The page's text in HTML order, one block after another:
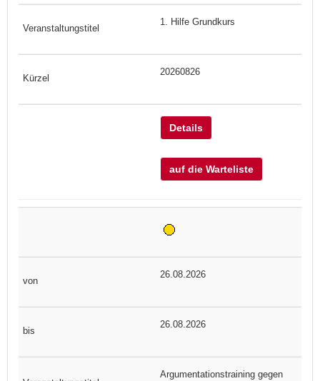
1. Hilfe Grundkurs
20260826
Details
auf die Warteliste
26.08.2026
26.08.2026
Argumentationstraining gegen